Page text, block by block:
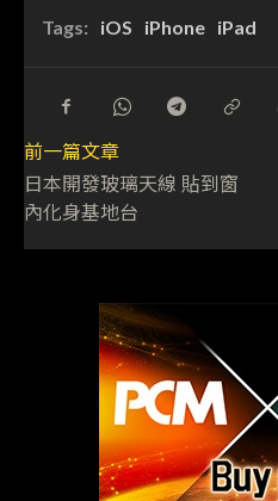
Tags: iOS iPhone iPad
前一篇文章
日本開發玻璃天線 貼到窗
內化身基地台